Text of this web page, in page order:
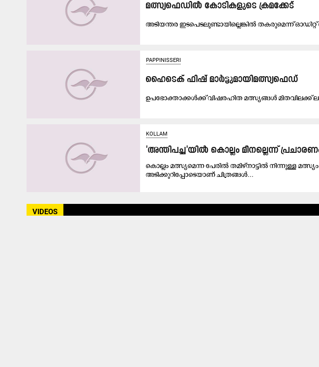
മത്സ്യഫെഡിൽ കോടികളുടെ ക്രമക്കേട്
അടിയന്തര ഇടപെടലുണ്ടായില്ലെങ്കില്‍ തകരുമെന്ന് ഓഡിറ്റ്
PAPPINISSERI
ഹൈടെക് ഫിഷ് മാർട്ടുമായിമത്സ്യഫെഡ്
ഉ​പ​ഭോ​ക്താ​ക്ക​ൾ​ക്ക് വി​ഷ​ര​ഹി​ത മ​ത്സ്യ​ങ്ങ​ൾ മി​ത​വി​ല​ക്ക്​
KOLLAM
'അന്തിപച്ച'യിൽ കൊല്ലം മീനല്ലെന്ന്​
കൊല്ലം മത്സ്യമെന്ന പേരിൽ തമിഴ്​നാട്ടിൽ നിന്നുള്ള
അടിക്കുറിപ്പോടെയാണ്​ ചിത്രങ്ങൾ...
VIDEOS